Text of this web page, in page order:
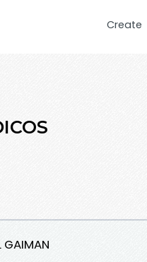
Create